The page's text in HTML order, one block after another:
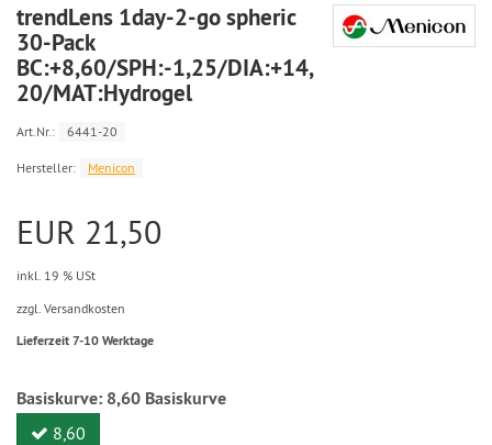
trendLens 1day-2-go spheric
30-Pack
BC:+8,60/SPH:-1,25/DIA:+14,
20/MAT:Hydrogel
Art.Nr.: 6441-20
Hersteller: Menicon
EUR 21,50
inkl. 19 % USt
zzgl. Versandkosten
Lieferzeit 7-10 Werktage
Basiskurve: 8,60 Basiskurve
8,60